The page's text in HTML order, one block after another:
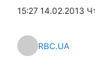
15:27 14.02.2013
RBC.UA